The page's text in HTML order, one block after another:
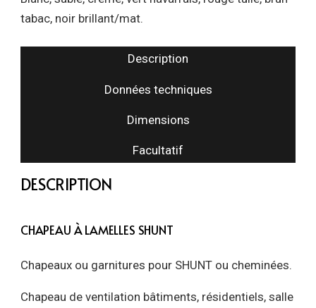
tabac, noir brillant/mat.
Description
Données techniques
Dimensions
Facultatif
DESCRIPTION
CHAPEAU À LAMELLES SHUNT
Chapeaux ou garnitures pour SHUNT ou cheminées.
Chapeau de ventilation bâtiments, résidentiels, salle